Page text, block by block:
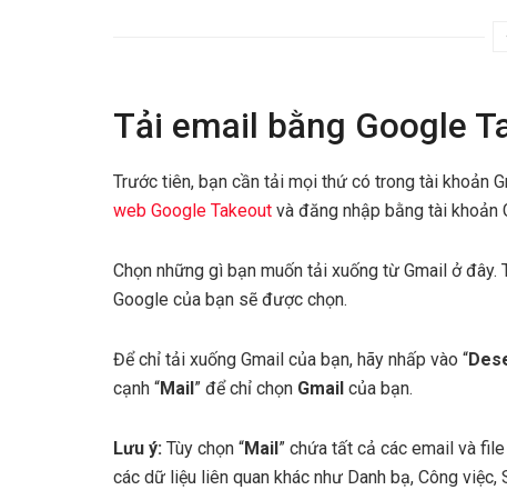
Tải email bằng Google
Trước tiên, bạn cần tải mọi thứ có trong tài khoản
web Google Takeout và đăng nhập bằng tài khoản
Chọn những gì bạn muốn tải xuống từ Gmail ở
Google của bạn sẽ được chọn.
Để chỉ tải xuống Gmail của bạn, hãy nhấp vào “
cạnh “Mail” để chỉ chọn Gmail của bạn.
Lưu ý: Tùy chọn “Mail” chứa tất cả các email và
các dữ liệu liên quan khác như Danh bạ, Công